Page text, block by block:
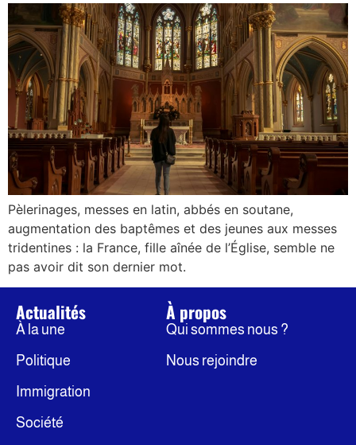
Pèlerinages, messes en latin, abbés en soutane,
augmentation des baptêmes et des jeunes aux messes
tridentines : la France, fille aînée de l’Église, semble ne
pas avoir dit son dernier mot.
Actualités
À la une
Politique
Immigration
Société
À propos
Qui sommes nous ?
Nous rejoindre